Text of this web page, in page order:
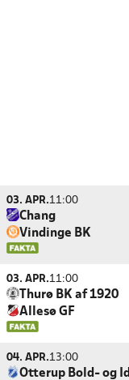
03. APR.11:00
Chang
Vindinge BK
03. APR.11:00
Thurø BK af 1920
Allesø GF
04. APR.13:00
Otterup Bold- og